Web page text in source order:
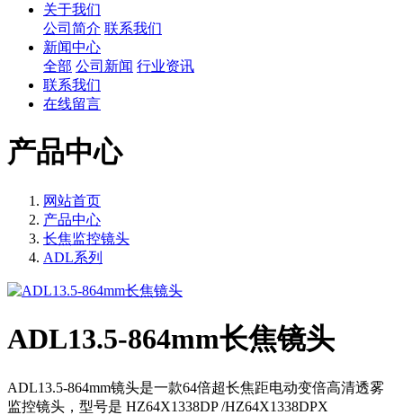
关于我们
公司简介 联系我们
新闻中心
全部 公司新闻 行业资讯
联系我们
在线留言
产品中心
网站首页
产品中心
长焦监控镜头
ADL系列
ADL13.5-864mm长焦镜头
ADL13.5-864mm镜头是一款64倍超长焦距电动变倍高清透雾
监控镜头，型号是 HZ64X1338DP /HZ64X1338DPX